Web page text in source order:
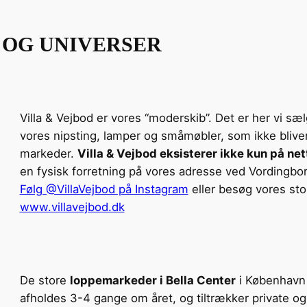
UNIVERSER
Villa & Vejbod er vores “moderskib”. Det er her vi
vores nipsting, lamper og småmøbler, som ikke
markeder. Villa & Vejbod eksisterer ikke kun på
en fysisk forretning på vores adresse ved
Følg @VillaVejbod på Instagram eller besøg vores
www.villavejbod.dk
De store loppemarkeder i Bella Centeri
afholdes 3-4 gange om året, og tiltrækker private